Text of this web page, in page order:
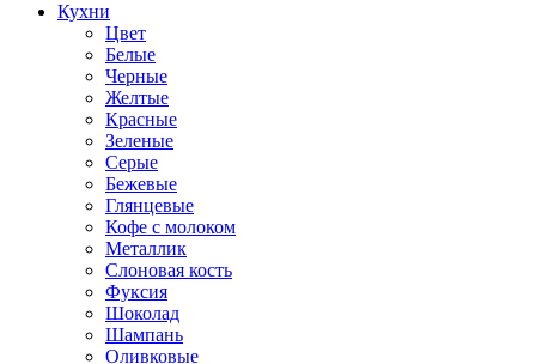
Кухни
Цвет
Белые
Черные
Желтые
Красные
Зеленые
Серые
Бежевые
Глянцевые
Кофе с молоком
Металлик
Слоновая кость
Фуксия
Шоколад
Шампань
Оливковые